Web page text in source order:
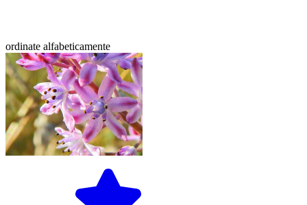
ordinate alfabeticamente